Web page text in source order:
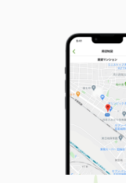
間取り
富山県富山市町村２
価 格
住 所
専有面積
間取り
富山県高岡市三女子